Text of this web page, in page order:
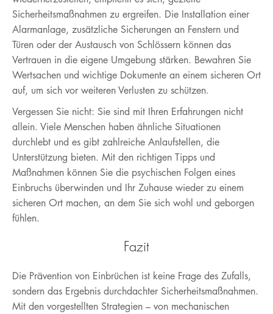
Sicherheitsmaßnahmen zu ergreifen. Die Installation einer
Alarmanlage, zusätzliche Sicherungen an Fenstern und
Türen oder der Austausch von Schlössern können das
Vertrauen in die eigene Umgebung stärken. Bewahren Sie
Wertsachen und wichtige Dokumente an einem sicheren Ort
auf, um sich vor weiteren Verlusten zu schützen.
Vergessen Sie nicht: Sie sind mit Ihren Erfahrungen nicht
allein. Viele Menschen haben ähnliche Situationen
durchlebt und es gibt zahlreiche Anlaufstellen, die
Unterstützung bieten. Mit den richtigen Tipps und
Maßnahmen können Sie die psychischen Folgen eines
Einbruchs überwinden und Ihr Zuhause wieder zu einem
sicheren Ort machen, an dem Sie sich wohl und geborgen
fühlen.
Fazit
Die Prävention von Einbrüchen ist keine Frage des Zufalls,
sondern das Ergebnis durchdachter Sicherheitsmaßnahmen.
Mit den vorgestellten Strategien – von mechanischen